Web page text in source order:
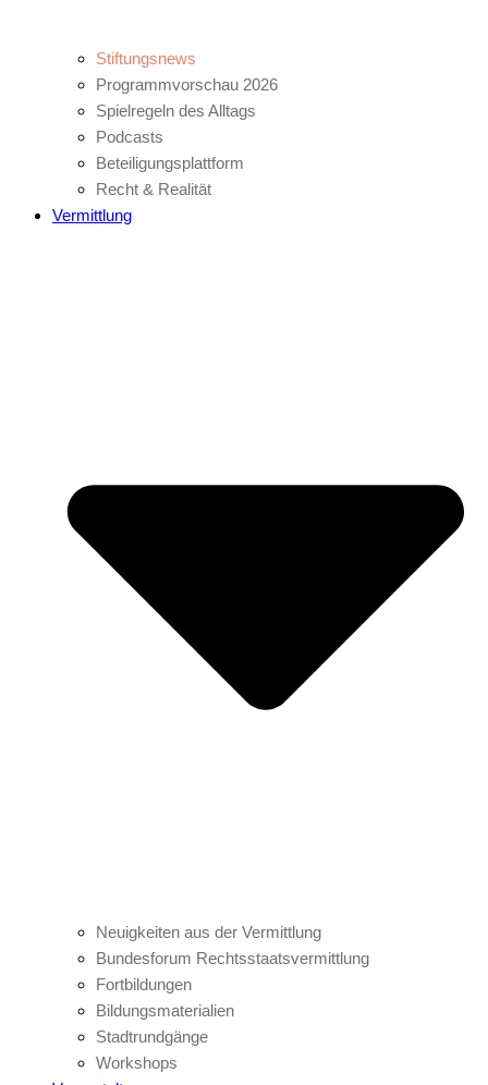
Stiftungsnews
Programmvorschau 2026
Spielregeln des Alltags
Podcasts
Beteiligungsplattform
Recht & Realität
Vermittlung
Neuigkeiten aus der Vermittlung
Bundesforum Rechtsstaatsvermittlung
Fortbildungen
Bildungsmaterialien
Stadtrundgänge
Workshops